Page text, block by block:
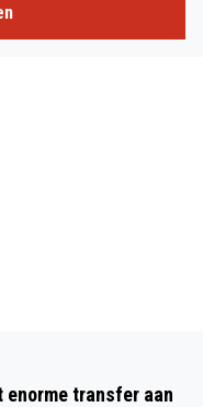
enorme transfer aan